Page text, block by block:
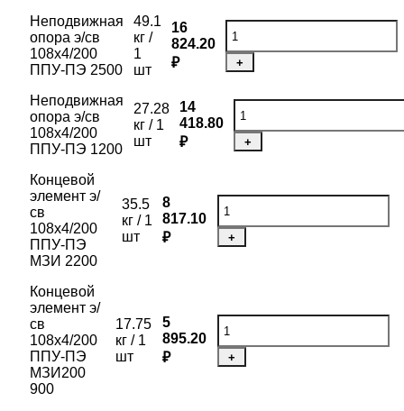
Неподвижная
опора э/св
108х4/200
ППУ-ПЭ 2500
49.1
кг /
1
шт
16
824.20
₽
+
Неподвижная
опора э/св
108х4/200
ППУ-ПЭ 1200
27.28
кг / 1
шт
14
418.80
₽
+
Концевой
элемент э/
св
108х4/200
ППУ-ПЭ
МЗИ 2200
35.5
кг / 1
шт
8
817.10
₽
+
Концевой
элемент э/
св
108х4/200
ППУ-ПЭ
МЗИ200
900
17.75
кг / 1
шт
5
895.20
₽
+